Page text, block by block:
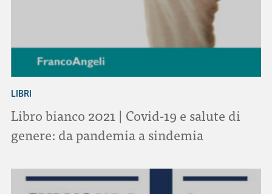
LIBRI
Libro bianco 2021 | Covid-19 e salute di
genere: da pandemia a sindemia